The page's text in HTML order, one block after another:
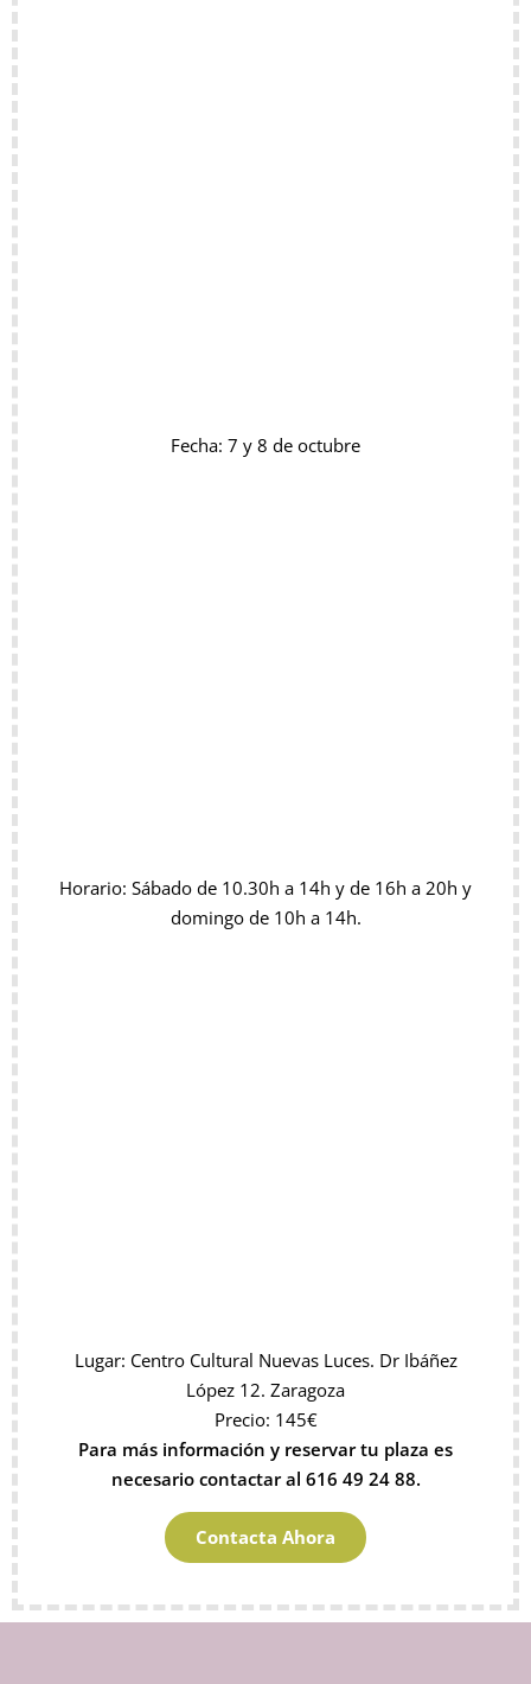
Fecha: 7 y 8 de octubre
Horario: Sábado de 10.30h a 14h y de 16h a 20h y
domingo de 10h a 14h.
Lugar: Centro Cultural Nuevas Luces. Dr Ibáñez
López 12. Zaragoza
Precio: 145€
Para más información y reservar tu plaza es
necesario contactar al 616 49 24 88.
Contacta Ahora